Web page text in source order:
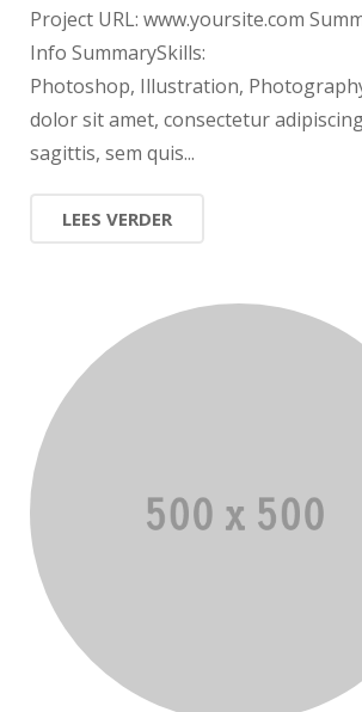
Project URL: www.yoursite.com
Info SummarySkills:
Photoshop, Illustration,
dolor sit amet, consectetur
sagittis, sem quis...
LEES VERDER